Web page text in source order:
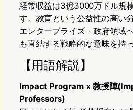
経常収益は3億3000万ドル規
す。教育という公益性の高い
エンタープライズ・政府領域
も直結する戦略的な意味を持
【用語解説】
Impact Program × 教授陣
Professors)